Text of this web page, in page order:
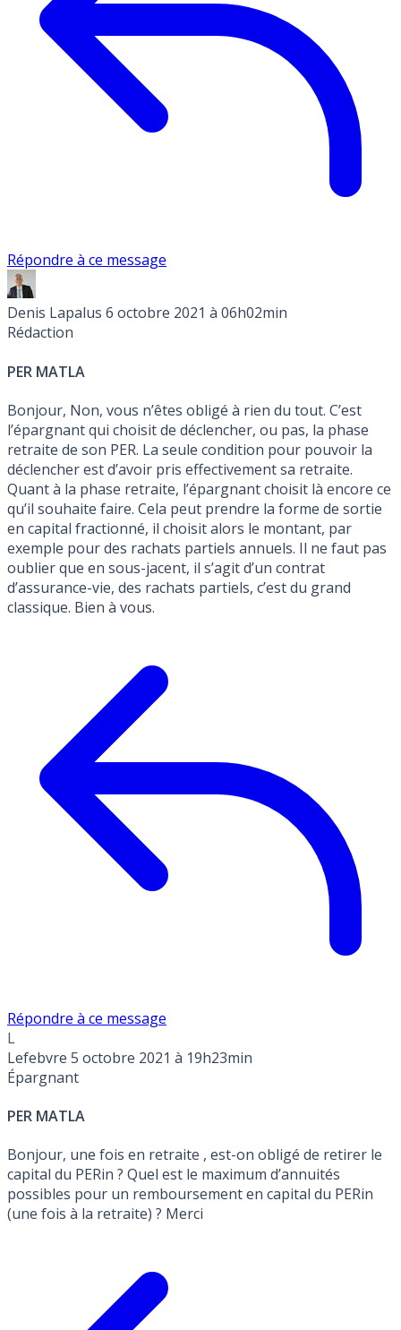
Répondre à ce message
Denis Lapalus 6 octobre 2021 à 06h02min
Rédaction
PER MATLA
Bonjour, Non, vous n’êtes obligé à rien du tout. C’est
l’épargnant qui choisit de déclencher, ou pas, la phase
retraite de son PER. La seule condition pour pouvoir la
déclencher est d’avoir pris effectivement sa retraite.
Quant à la phase retraite, l’épargnant choisit là encore ce
qu’il souhaite faire. Cela peut prendre la forme de sortie
en capital fractionné, il choisit alors le montant, par
exemple pour des rachats partiels annuels. Il ne faut pas
oublier que en sous-jacent, il s’agit d’un contrat
d’assurance-vie, des rachats partiels, c’est du grand
classique. Bien à vous.
Répondre à ce message
L
Lefebvre 5 octobre 2021 à 19h23min
Épargnant
PER MATLA
Bonjour, une fois en retraite , est-on obligé de retirer le
capital du PERin ? Quel est le maximum d’annuités
possibles pour un remboursement en capital du PERin
(une fois à la retraite) ? Merci